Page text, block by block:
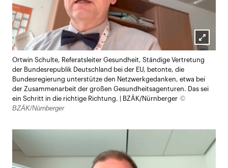
öffnen
Ortwin Schulte, Referatsleiter Gesundheit, Ständige Vertretung
der Bundesrepublik Deutschland bei der EU, betonte, die
Bundesregierung unterstütze den Netzwerkgedanken, etwa bei
der Zusammenarbeit der großen Gesundheitsagenturen. Das sei
ein Schritt in die richtige Richtung. | BZÄK/Nürnberger ©
BZÄK/Nürnberger